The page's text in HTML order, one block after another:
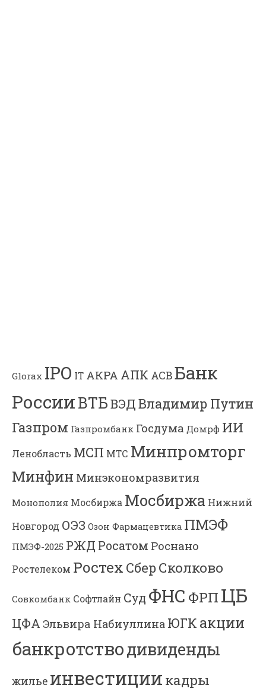
Glorax IPO IT АКРА АПК АСВБанк
РоссииВТБВЭДВладимир Путин
Газпром Газпромбанк Госдума Домрф ИИ
Ленобласть МСП МТС Минпромторг
Минфин Минэкономразвития
Монополия Мосбиржа Мосбиржа Нижний
Новгород ОЭЗ Озон Фармацевтика ПМЭФ
ПМЭФ-2025 РЖД Росатом Роснано
Ростелеком Ростех Сбер Сколково
Совкомбанк Софтлайн Суд ФНС ФРП ЦБ
ЦФА Эльвира Набиуллина ЮГК акции
банкротстводивиденды
жилье инвестиции кадры